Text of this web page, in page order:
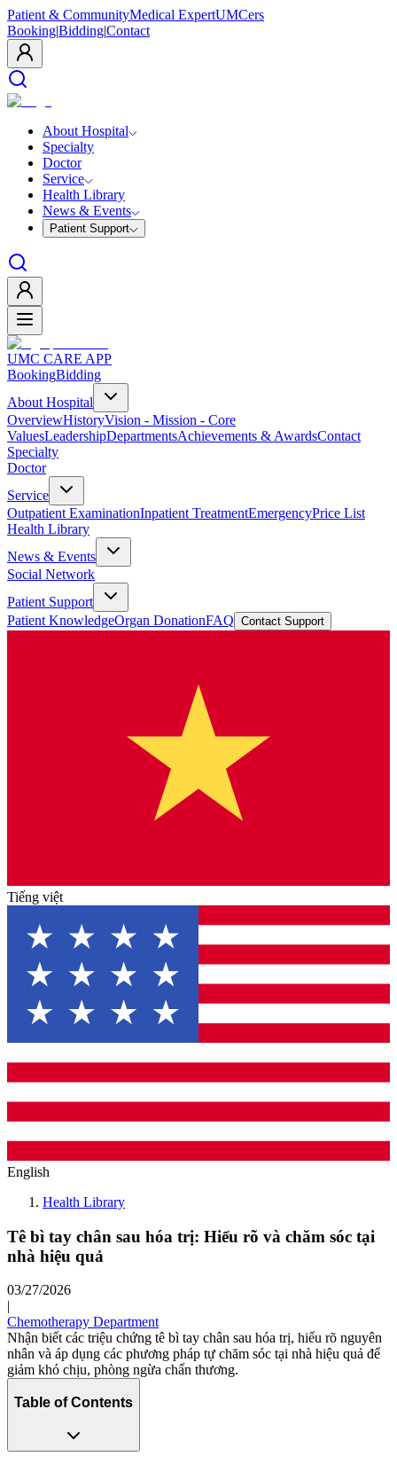
Patient & CommunityMedical ExpertUMCers
Booking|Bidding|Contact
About Hospital
Specialty
Doctor
Service
Health Library
News & Events
Patient Support
UMC CARE APP
BookingBidding
About Hospital
OverviewHistoryVision - Mission - Core
ValuesLeadershipDepartmentsAchievements & AwardsContact
Specialty
Doctor
Service
Outpatient ExaminationInpatient TreatmentEmergencyPrice List
Health Library
News & Events
Social Network
Patient Support
Patient KnowledgeOrgan DonationFAQ Contact Support
Tiếng việt
English
Health Library
Tê bì tay chân sau hóa trị: Hiểu rõ và chăm sóc tại
nhà hiệu quả
03/27/2026
|
Chemotherapy Department
Nhận biết các triệu chứng tê bì tay chân sau hóa trị, hiểu rõ nguyên
nhân và áp dụng các phương pháp tự chăm sóc tại nhà hiệu quả để
giảm khó chịu, phòng ngừa chấn thương.
Table of Contents